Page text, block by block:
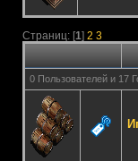
Страниц: [1] 2 3
0 Пользователей и 17